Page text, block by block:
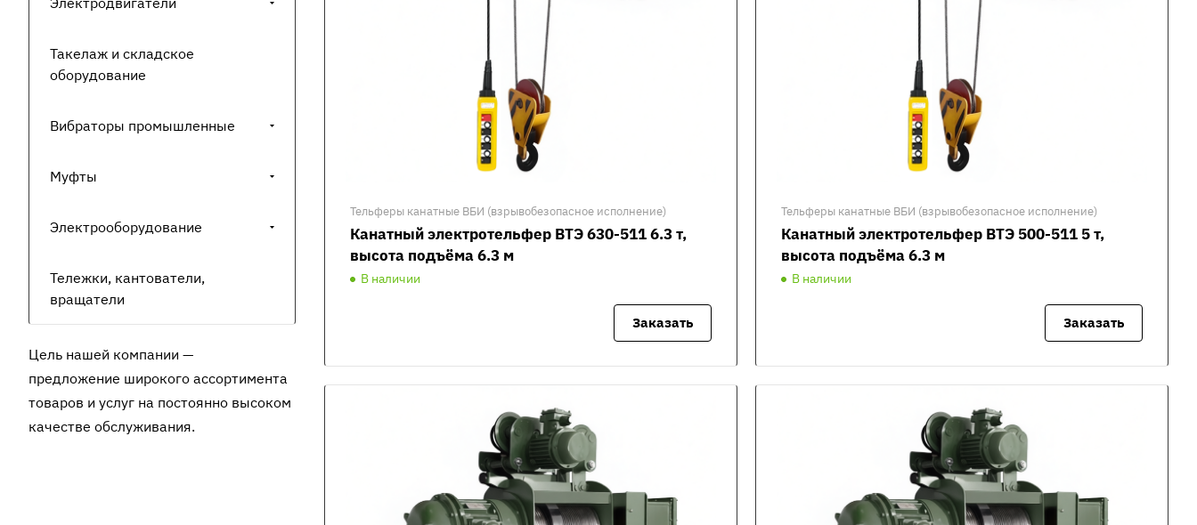
Тельферы канатные ВБИ (взрывобезопасное исполнение)
Канатный электротельфер ВТЭ 630-511 6.3 т,
высота подъёма 6.3 м
В наличии
Заказать
Тельферы канатные ВБИ (взрывобезопасное исполнение)
Канатный электротельфер ВТЭ 500-511 5 т,
высота подъёма 6.3 м
В наличии
Заказать
Такелаж и складское
оборудование
Вибраторы промышленные
Муфты
Электрооборудование
Тележки, кантователи,
вращатели
Цель нашей компании —
предложение широкого ассортимента
товаров и услуг на постоянно высоком
качестве обслуживания.